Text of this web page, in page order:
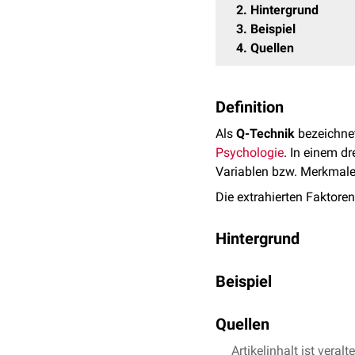
2 Hintergrund
3 Beispiel
4 Quellen
Definition
Als Q-Technik
Psychologie. In einem
Variablen bzw.
Die extrahierten
Hintergrund
Faktoren zu extrahieren,
unterschiedliche
Beispiel
des Abschneidens in
Variablen, die Schüler
Quellen
Differentielle
Artikelinhalt ist